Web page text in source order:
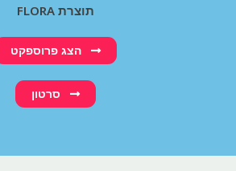
FLORA תוצרת
הצג פרוספקט
סרטון